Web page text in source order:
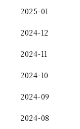
2025-01
2024-12
2024-11
2024-10
2024-09
2024-08